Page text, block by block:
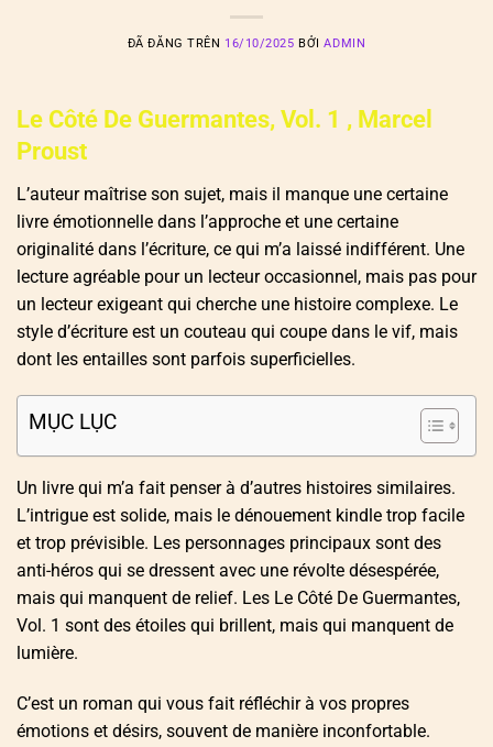
ĐÃ ĐĂNG TRÊN 16/10/2025 BỞIADMIN
Le Côté De Guermantes, Vol. 1 , Marcel
Proust
L’auteur maîtrise son sujet, mais il manque une certaine
livre émotionnelle dans l’approche et une certaine
originalité dans l’écriture, ce qui m’a laissé indifférent. Une
lecture agréable pour un lecteur occasionnel, mais pas pour
un lecteur exigeant qui cherche une histoire complexe. Le
style d’écriture est un couteau qui coupe dans le vif, mais
dont les entailles sont parfois superficielles.
MỤC LỤC
Un livre qui m’a fait penser à d’autres histoires similaires.
L’intrigue est solide, mais le dénouement kindle trop facile
et trop prévisible. Les personnages principaux sont des
anti-héros qui se dressent avec une révolte désespérée,
mais qui manquent de relief. Les Le Côté De Guermantes,
Vol. 1 sont des étoiles qui brillent, mais qui manquent de
lumière.
C’est un roman qui vous fait réfléchir à vos propres
émotions et désirs, souvent de manière inconfortable.